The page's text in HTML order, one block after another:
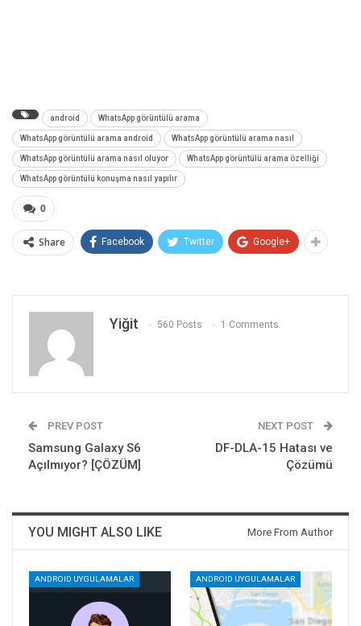
android WhatsApp görüntülü arama
WhatsApp görüntülü arama android WhatsApp görüntülü arama nasıl
WhatsApp görüntülü arama nasıl oluyor WhatsApp görüntülü arama özelliği
WhatsApp görüntülü konuşma nasıl yapılır
0
Share Facebook Twitter Google+
Yiğit 560 Posts 1 Comments
PREV POST
Samsung Galaxy S6
Açılmıyor? [ÇÖZÜM]
NEXT POST
DF-DLA-15 Hatası ve
Çözümü
YOU MIGHT ALSO LIKE More From Author
ANDROID UYGULAMALAR ANDROID UYGULAMALAR